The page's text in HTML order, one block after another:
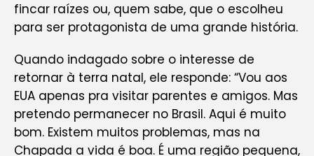
fincar raízes ou, quem sabe, que o escolheu
para ser protagonista de uma grande história.
Quando indagado sobre o interesse de
retornar à terra natal, ele responde: “Vou aos
EUA apenas pra visitar parentes e amigos. Mas
pretendo permanecer no Brasil. Aqui é muito
bom. Existem muitos problemas, mas na
Chapada a vida é boa. É uma região pequena,